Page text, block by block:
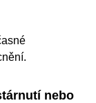
nebo